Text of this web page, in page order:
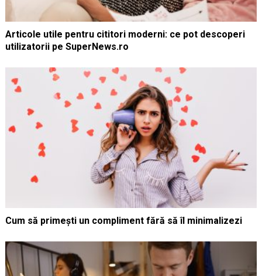
Articole utile pentru cititori moderni: ce pot descoperi
utilizatorii pe SuperNews.ro
Cum să primești un compliment fără să îl minimalizezi